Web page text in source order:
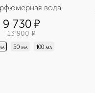
вода
9 730¤
13 900 ¤
50 мл 100 мл